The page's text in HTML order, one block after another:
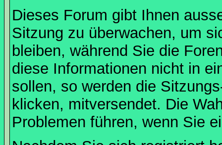
Dieses Forum gibt Ihnen
Sitzung zu überwachen, um
bleiben, während Sie die
diese Informationen nicht in
sollen, so werden die
klicken, mitversendet. Die
Problemen führen, wenn Sie